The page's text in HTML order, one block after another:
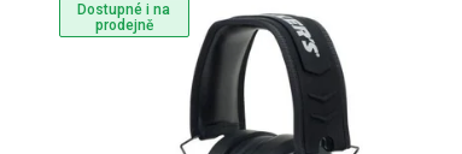
Dostupné i na
prodejně